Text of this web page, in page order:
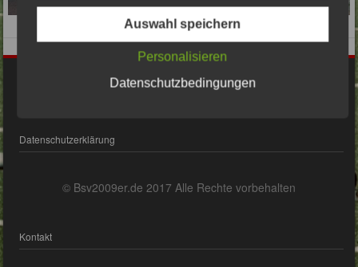
Datenschutzerklärung
© Bsv2009er.de 2017 Alle Rechte vorbehalten
Kontakt
Auswahl speichern
Personalisieren
Datenschutzbedingungen